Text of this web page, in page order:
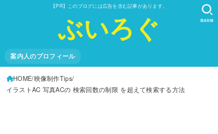
【PR】このブログには広告を含む記事があります。
ぶいろぐ
案内人のプロフィール
SEARCH
HOME 映像制作Tips
イラストAC 写真ACの 検索回数の制限 を超えて検索する方法